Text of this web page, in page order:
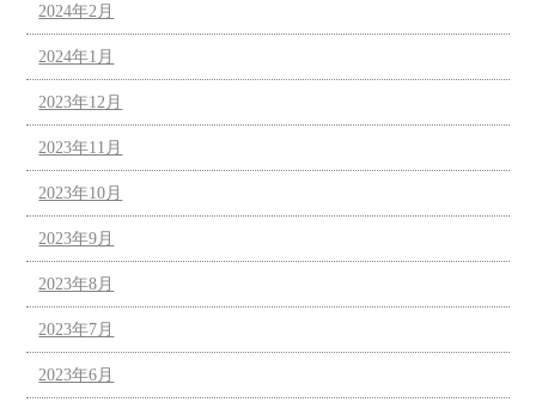
2024年2月
2024年1月
2023年12月
2023年11月
2023年10月
2023年9月
2023年8月
2023年7月
2023年6月